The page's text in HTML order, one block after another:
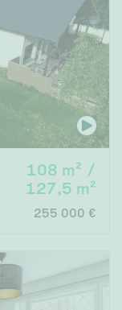
108 m² /
127,5 m²
255 000 €